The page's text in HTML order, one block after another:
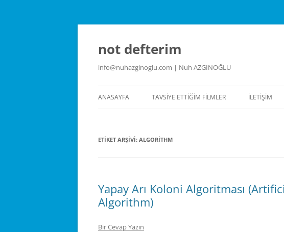
İçeriğe
not defterim
info@nuhazginoglu.com | Nuh AZGINOĞLU
ANASAYFA TAVSIYE ETTIĞIM FILMLER İLETIŞIM
ETIKET ARŞIVI: ALGORITHM
Yapay Arı Koloni Algoritması
Algorithm)
Bir Cevap Yazın